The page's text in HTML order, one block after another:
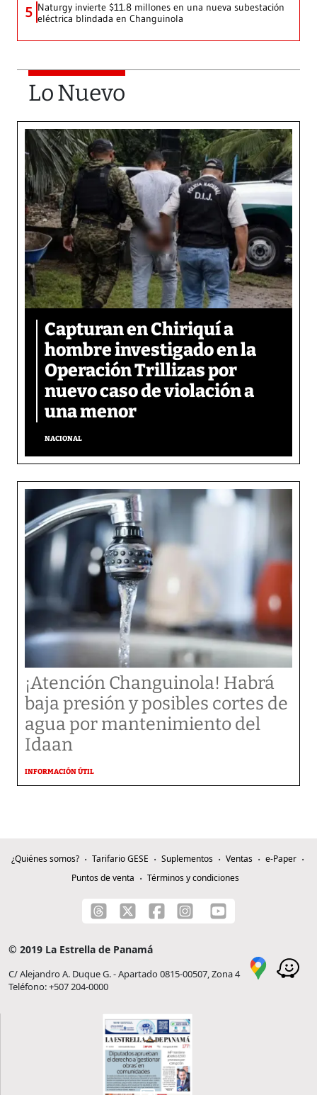
5 Naturgy invierte $11.8 millones en una nueva subestación
eléctrica blindada en Changuinola
Lo Nuevo
Capturan en Chiriquí a
hombre investigado en la
Operación Trillizas por
nuevo caso de violación a
una menor
NACIONAL
¡Atención Changuinola! Habrá
baja presión y posibles cortes de
agua por mantenimiento del
Idaan
INFORMACIÓN ÚTIL
¿Quiénes somos? Tarifario GESE Suplementos Ventas
e-Paper
Puntos de venta
Términos y condiciones
© 2019 La Estrella de Panamá
C/ Alejandro A. Duque G. - Apartado 0815-00507, Zona 4
Teléfono: +507 204-0000